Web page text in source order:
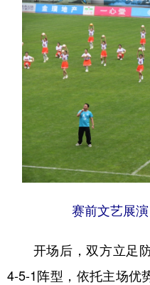
赛前文艺展演
开场后，双方立足防
4-5-1阵型，依托主场优